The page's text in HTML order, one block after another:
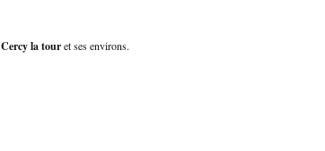
Cercy la touret ses environs.